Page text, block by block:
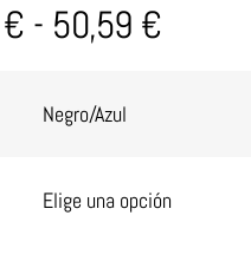
€ - 50,59 €